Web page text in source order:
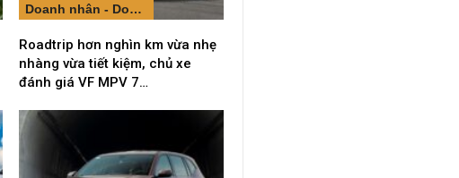
Doanh nhân - Doanh nghiệp
Roadtrip hơn nghìn km vừa nhẹ
nhàng vừa tiết kiệm, chủ xe
đánh giá VF MPV 7…